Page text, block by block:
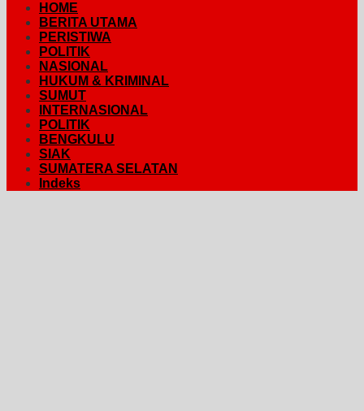
HOME
BERITA UTAMA
PERISTIWA
POLITIK
NASIONAL
HUKUM & KRIMINAL
SUMUT
INTERNASIONAL
POLITIK
BENGKULU
SIAK
SUMATERA SELATAN
Indeks